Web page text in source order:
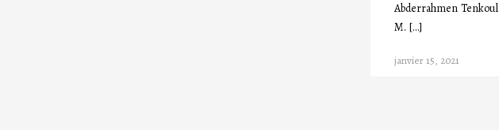
Abderrahmen
M. […]
janvier 15, 2021